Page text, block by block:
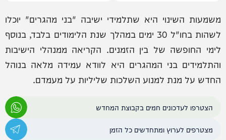
משמעות השינוי היא שתלמידי ישיבה "בני מהגרים" יוכלו
לשהות בחו"ל 30 ימים במהלך שנת הלימודים בלבד, בנוסף
לימי החופשה של בין הזמנים. הקריאה ממנהלי הישיבות
והתלמידים בני המהגרים היא לוודא עמידה מלאה בנוהל
החדש על מנת למנוע השלכות שליליות על מעמדם.
הצטרפו לעדכונים חמים בקבוצת המחדש
מצטרפים לערוץ ומתחדשים כל הזמן